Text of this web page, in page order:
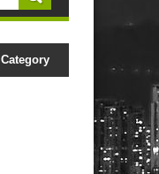
Category